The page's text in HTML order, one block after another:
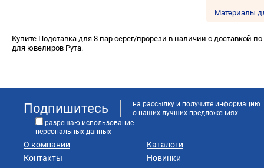
Материалы
Купите Подставка для 8 пар серег/прорези в наличии с доставкой
для ювелиров Рута.
Подпишитесь
на рассылку и получите информацию
о наших лучших предложениях
разрешаю использование
персональных данных
О компании
Контакты
Каталоги
Новинки